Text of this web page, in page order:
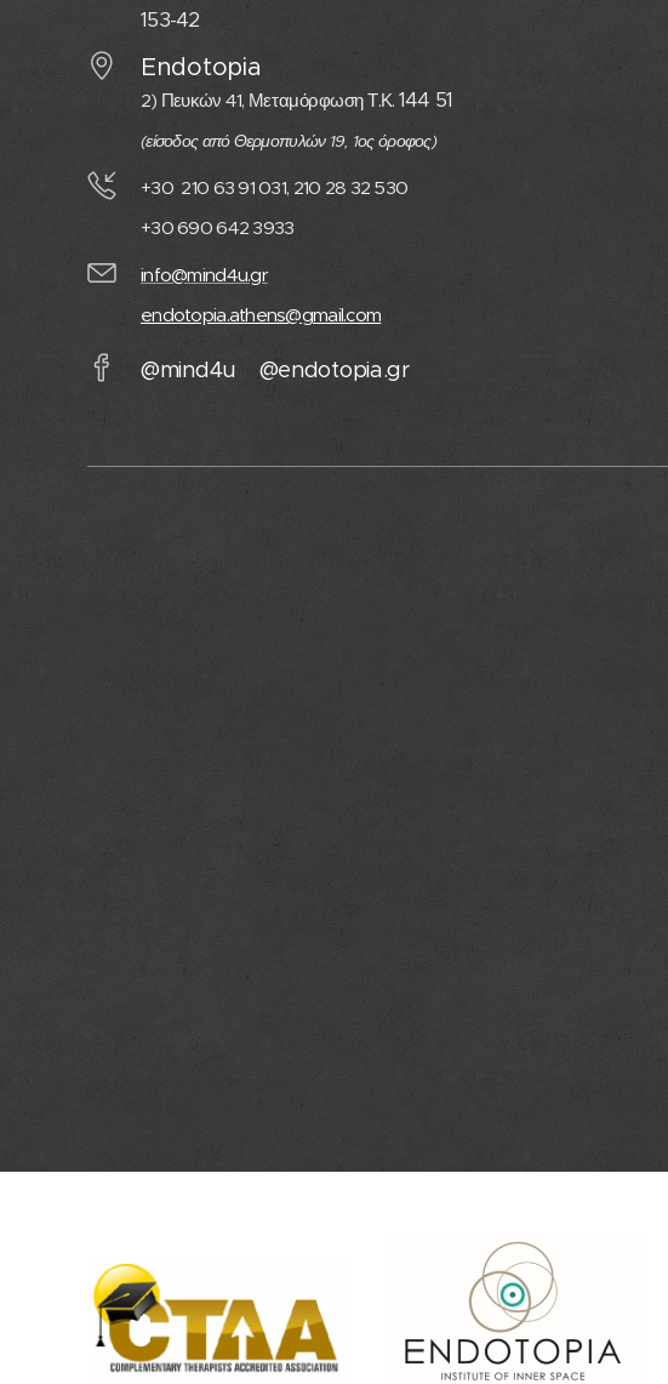
153-42
Endotopia
2) Πευκών 41, ΜεταμόρφωσηΤ.Κ. 144 51
(είσοδος από Θερμοπυλών 19, 1ος όροφος)
+30 210 63 91 031, 210 28 32 530
+30 690 642 3933
info@mind4u.gr
endotopia.athens@gmail.com
@mind4u @endotopia.gr